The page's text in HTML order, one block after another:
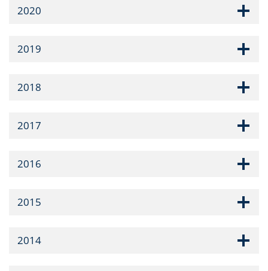
2020
2019
2018
2017
2016
2015
2014